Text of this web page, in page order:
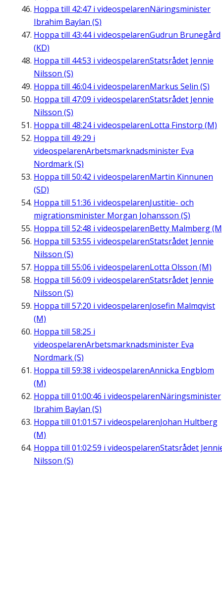
Hoppa till 42:47 i videospelarenNäringsminister
Ibrahim Baylan (S)
Hoppa till 43:44i videospelarenGudrun Brunegård
(KD)
Hoppa till 44:53 i videospelarenStatsrådet Jennie
Nilsson (S)
Hoppa till 46:04i videospelarenMarkus Selin (S)
Hoppa till 47:09 i videospelarenStatsrådet Jennie
Nilsson (S)
Hoppa till 48:24i videospelarenLotta Finstorp (M)
Hoppa till 49:29 i
videospelarenArbetsmarknadsminister Eva
Nordmark (S)
Hoppa till 50:42 i videospelarenMartin Kinnunen
(SD)
Hoppa till 51:36 i videospelarenJustitie- och
migrationsminister Morgan Johansson (S)
Hoppa till 52:48 i videospelarenBetty Malmberg
Hoppa till 53:55 i videospelarenStatsrådet Jennie
Nilsson (S)
Hoppa till 55:06 i videospelarenLotta Olsson (M)
Hoppa till 56:09 i videospelarenStatsrådet Jennie
Nilsson (S)
Hoppa till 57:20 i videospelarenJosefin Malmqvist
(M)
Hoppa till 58:25 i
videospelarenArbetsmarknadsminister Eva
Nordmark (S)
Hoppa till 59:38 i videospelarenAnnicka Engblom
(M)
Hoppa till 01:00:46 i videospelarenNäringsminister
Ibrahim Baylan (S)
Hoppa till 01:01:57 i videospelarenJohan Hultberg
(M)
Hoppa till 01:02:59 i videospelarenStatsrådet
Nilsson (S)